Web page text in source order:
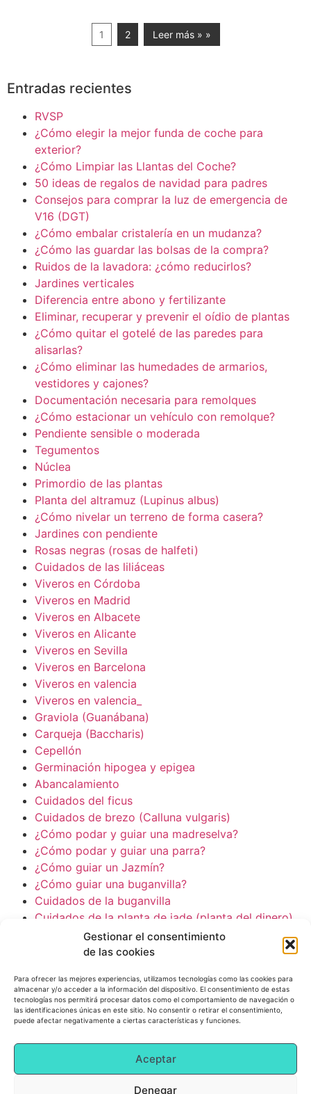
Gestionar el consentimiento
de las cookies
Para ofrecer las mejores experiencias, utilizamos tecnologías como las cookies para
almacenar y/o acceder a la información del dispositivo. El consentimiento de estas
tecnologías nos permitirá procesar datos como el comportamiento de navegación o
las identificaciones únicas en este sitio. No consentir o retirar el consentimiento,
puede afectar negativamente a ciertas características y funciones.
Aceptar
Denegar
1 2 Leer más » »
Entradas recientes
RVSP
¿Cómo elegir la mejor funda de coche para
exterior?
¿Cómo Limpiar las Llantas del Coche?
50 ideas de regalos de navidad para padres
Consejos para comprar la luz de emergencia de
V16 (DGT)
¿Cómo embalar cristalería en un mudanza?
¿Cómo las guardar las bolsas de la compra?
Ruidos de la lavadora: ¿cómo reducirlos?
Jardines verticales
Diferencia entre abono y fertilizante
Eliminar, recuperar y prevenir el oídio de plantas
¿Cómo quitar el gotelé de las paredes para
alisarlas?
¿Cómo eliminar las humedades de armarios,
vestidores y cajones?
Documentación necesaria para remolques
¿Cómo estacionar un vehículo con remolque?
Pendiente sensible o moderada
Tegumentos
Núclea
Primordio de las plantas
Planta del altramuz (Lupinus albus)
¿Cómo nivelar un terreno de forma casera?
Jardines con pendiente
Rosas negras (rosas de halfeti)
Cuidados de las liliáceas
Viveros en Córdoba
Viveros en Madrid
Viveros en Albacete
Viveros en Alicante
Viveros en Sevilla
Viveros en Barcelona
Viveros en valencia
Viveros en valencia_
Graviola (Guanábana)
Carqueja (Baccharis)
Cepellón
Germinación hipogea y epigea
Abancalamiento
Cuidados del ficus
Cuidados de brezo (Calluna vulgaris)
¿Cómo podar y guiar una madreselva?
¿Cómo podar y guiar una parra?
¿Cómo guiar un Jazmín?
¿Cómo guiar una buganvilla?
Cuidados de la buganvilla
Cuidados de la planta de jade (planta del dinero)
© 2022 All Rights Reserved.
Consejos para problemas rutinarios
Consejos de coches
Consejos de jardinería